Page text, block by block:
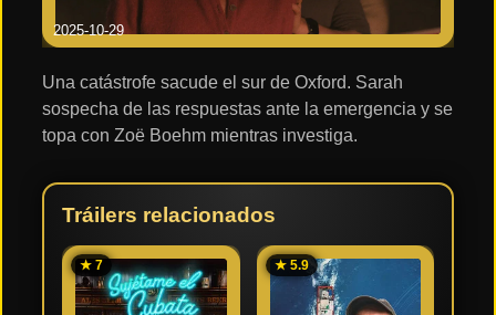
2025-10-29
Una catástrofe sacude el sur de Oxford. Sarah
sospecha de las respuestas ante la emergencia y se
topa con Zoë Boehm mientras investiga.
Tráilers relacionados
★ 7 ★ 5.9